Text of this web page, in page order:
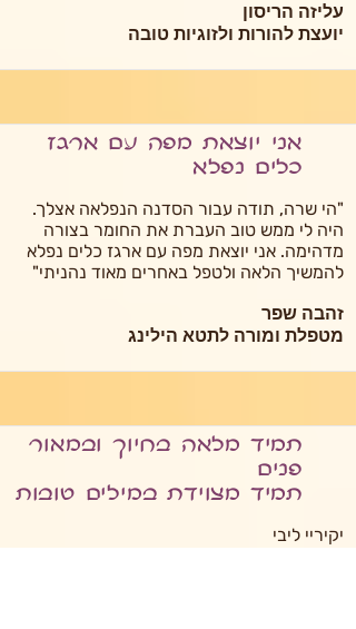
עליזה הריסון
יועצת להורות ולזוגיות טובה
אני יוצאת מפה עם ארגז
כלים נפלא
"הי שרה, תודה עבור הסדנה הנפלאה אצלך.
היה לי ממש טוב העברת את החומר בצורה
מדהימה. אני יוצאת מפה עם ארגז כלים נפלא
להמשיך הלאה ולטפל באחרים מאוד נהניתי"
זהבה שפר
מטפלת ומורה לתטא הילינג
תמיד מלאה בחיוך ובמאור
פנים
תמיד מצוידת במילים טובות
יקיריי ליבי